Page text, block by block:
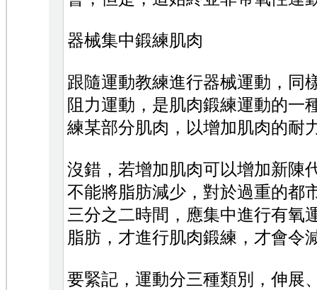
器械集中鍛練肌肉
跟隨運動教練進行器械運動，同
阻力運動，是肌肉鍛練運動的一
練某部分肌肉，以增加肌肉的耐
沒錯，若增加肌肉可以增加新陳
不能將脂肪減少，對於過重的都
三分之二時間，應集中進行有氧
脂肪，才進行肌肉鍛練，才會令
要緊記，運動分三種類別，伸展